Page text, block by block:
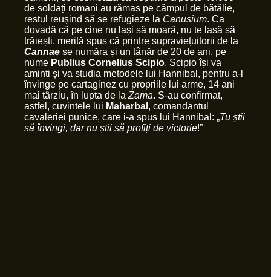
de soldați romani au rămas pe câmpul de bătălie,
restul reușind să se refugieze la Canusium. Ca
dovadă că pe cine nu lași să moară, nu te lasă să
trăiești, merită spus că printre supraviețuitorii de la
Cannae se număra și un tânăr de 20 de ani, pe
nume Publius Cornelius Scipio. Scipio își va
aminti și va studia metodele lui Hannibal, pentru a-l
învinge pe cartaginez cu propriile lui arme, 14 ani
mai târziu, în lupta de la Zama. S-au confirmat,
astfel, cuvintele lui Maharbal , comandantul
cavaleriei punice, care i-a spus lui Hannibal: „Tu știi
să învingi, dar nu știi să profiți de victorie!”